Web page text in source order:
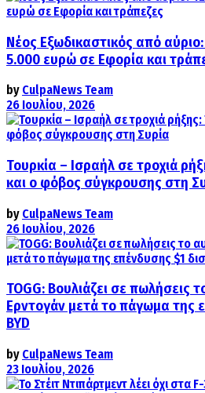
Νέος Εξωδικαστικός από
5.000 ευρώ σε Εφορία και
by CulpaNews Team
26 Ιουλίου, 2026
Τουρκία – Ισραήλ σε τροχιά
και ο φόβος σύγκρουσης στη
by CulpaNews Team
26 Ιουλίου, 2026
TOGG: Βουλιάζει σε πωλήσεις
Ερντογάν μετά το πάγωμα της
BYD
by CulpaNews Team
23 Ιουλίου, 2026